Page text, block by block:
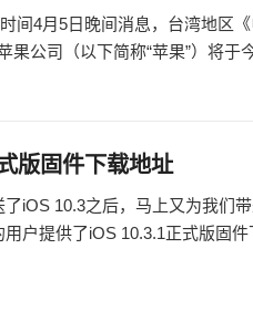
间4月5日晚间消息，台湾地区《
果公司（以下简称“苹果”）将于
版固件下载地址
iOS 10.3之后，马上又为我们带
户提供了iOS 10.3.1正式版固